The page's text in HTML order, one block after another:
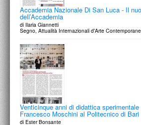
Accademia Nazionale Di San Luca - Il
dell’Accademia
di Ilaria Giannetti
Segno, Attualità Internazionali d'Arte
Venticinque anni di didattica
Francesco Moschini al Politecnico di Bari
di Ester Bonsante